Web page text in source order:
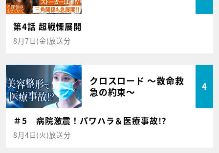
第4話 超戦慄展開
8月7日(金)放送分
クロスロード ～救命救
急の約束～
4
＃5 病院激震！パワハラ＆医療事故!?
8月4日(火)放送分